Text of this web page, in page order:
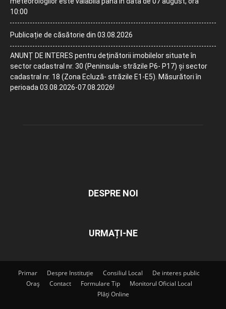
10:00
Publicație de căsătorie din 03.08.2026
ANUNȚ DE INTERES pentru deținătorii imobilelor situate în
sector cadastral nr. 30 (Peninsula- străzile P6- P17) și sector
cadastral nr. 18 (Zona Ecluză- străzile E1-E5). Măsurători în
perioada 03.08.2026-07.08.2026!
DESPRE NOI
URMAȚI-NE
Primar Despre Instituție Consiliul Local
De interes public
Oraș
Contact Formulare Tip
Monitorul Oficial Local
Plăți Online